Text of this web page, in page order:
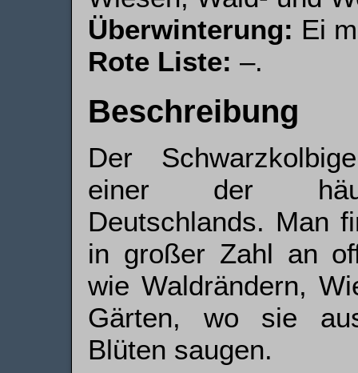
Überwinterung: Ei
Rote Liste: –.
Beschreibung
Der
einer der
Deutschlands. Man
in großer Zahl an
wie Waldrändern,
Gärten, wo sie
Blüten saugen.